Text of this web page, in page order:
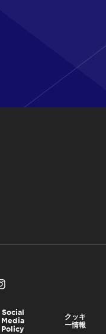
Social
Media
Policy
クッキ
ー情報